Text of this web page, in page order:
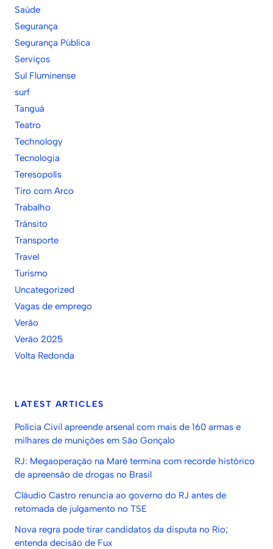
Saúde
Segurança
Segurança Pública
Serviços
Sul Fluminense
surf
Tanguá
Teatro
Technology
Tecnologia
Teresopolís
Tiro com Arco
Trabalho
Trânsito
Transporte
Travel
Turismo
Uncategorized
Vagas de emprego
Verão
Verão 2025
Volta Redonda
LATEST ARTICLES
Polícia Civil apreende arsenal com mais de 160 armas e
milhares de munições em São Gonçalo
RJ: Megaoperação na Maré termina com recorde histórico
de apreensão de drogas no Brasil
Cláudio Castro renuncia ao governo do RJ antes de
retomada de julgamento no TSE
Nova regra pode tirar candidatos da disputa no Rio;
entenda decisão de Fux